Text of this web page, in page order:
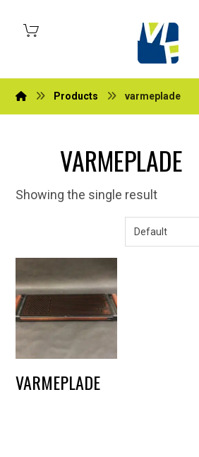
Products varmeplade
VARMEPLADE
Showing the single result
VARMEPLADE